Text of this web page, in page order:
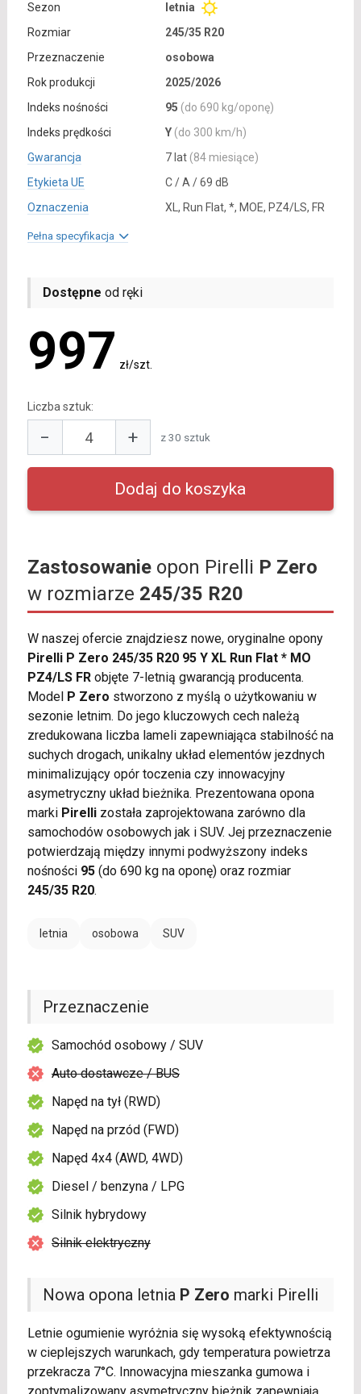
Sezon
letnia
Rozmiar
245/35 R20
Przeznaczenie
osobowa
Rok produkcji
2025/2026
Indeks nośności
95 (do 690 kg/oponę)
Indeks prędkości
Y (do 300 km/h)
Gwarancja
7 lat (84 miesiące)
Etykieta UE
C / A / 69 dB
Oznaczenia
XL, Run Flat, *, MOE, PZ4/LS, FR
Pełna specyfikacja
Dostępne od ręki
997 zł/szt.
Liczba sztuk:
− + z 30 sztuk
Zastosowanieopon Pirelli P Zero
w rozmiarze 245/35 R20
W naszej ofercie znajdziesz nowe, oryginalne opony
Pirelli P Zero 245/35 R20 95 Y XL Run Flat * MO
PZ4/LS FRobjęte 7-letnią gwarancją producenta.
Model P Zero stworzono z myślą o użytkowaniu w
sezonie letnim. Do jego kluczowych cech należą
zredukowana liczba lameli zapewniająca stabilność na
suchych drogach, unikalny układ elementów jezdnych
minimalizujący opór toczenia czy innowacyjny
asymetryczny układ bieżnika. Prezentowana opona
marki Pirellizostała zaprojektowana zarówno dla
samochodów osobowych jak i SUV. Jej przeznaczenie
potwierdzają między innymi podwyższony indeks
nośności 95(do 690 kg na oponę) oraz rozmiar
245/35 R20.
letnia osobowa SUV
Nowa opona letnia P Zero marki Pirelli
Letnie ogumienie wyróżnia się wysoką efektywnością
w cieplejszych warunkach, gdy temperatura powietrza
przekracza 7°C. Innowacyjna mieszanka gumowa i
Przeznaczenie
Samochód osobowy / SUV
Auto dostawcze / BUS
Napęd na tył (RWD)
Napęd na przód (FWD)
Napęd 4x4 (AWD, 4WD)
Diesel / benzyna / LPG
Silnik hybrydowy
Silnik elektryczny